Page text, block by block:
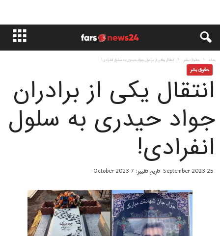
خانه حقوق بشر انتقال يكى از برادران جواد حیدری به سلول انفرادی!
حقوق بشر
انتقال يكى از برادران
جواد حیدری به سلول
انفرادی!
25 September 2023 تاریخ تغییر: 7 October 2023